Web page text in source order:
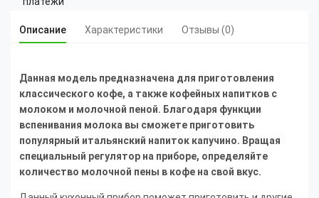
Описание Характеристики Отзывы (0)
Данная модель предназначена для приготовления
классического кофе, а также кофейных напитков с
молоком и молочной пеной. Благодаря функции
вспенивания молока вы сможете приготовить
популярный итальянский напиток капучино. Вращая
специальный регулятор на приборе, определяйте
количество молочной пены в кофе на свой вкус.